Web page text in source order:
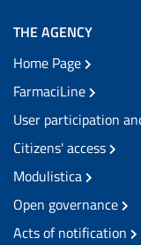
THE AGENCY
Home Page
FarmaciLine
User participation
Citizens' access
Modulistica
Open governance
Acts of notification